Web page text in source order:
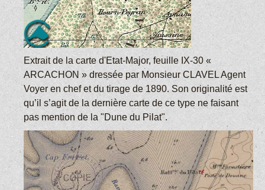
Extrait de la carte d'Etat-Major, feuille IX-30 «
ARCACHON » dressée par Monsieur CLAVEL Agent
Voyer en chef et du tirage de 1890. Son originalité est
qu’il s’agit de la dernière carte de ce type ne faisant
pas mention de la "Dune du Pilat".